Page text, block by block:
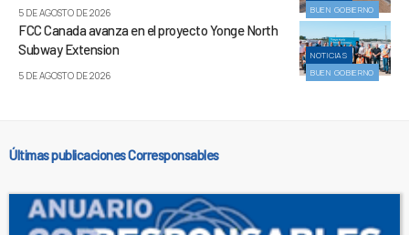
BUEN GOBIERNO
5 DE AGOSTO DE 2026
NOTICIAS
BUEN GOBIERNO
FCC Canada avanza en el proyecto Yonge North
Subway Extension
5 DE AGOSTO DE 2026
Últimas publicaciones Corresponsables